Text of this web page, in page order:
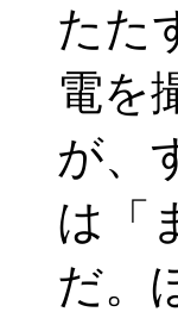
たた
電を
が、
は「
だ。